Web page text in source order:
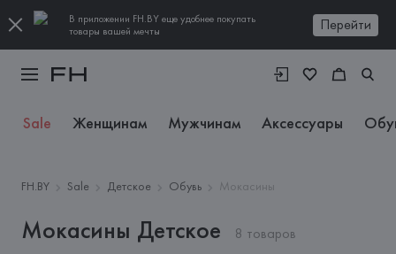
В приложении FH.BY еще удобнее покупать
товары вашей мечты
Перейти
Sale Женщинам Мужчинам Аксессуары
FH.BY Sale Детское Обувь Мокасины
Мокасины Детское 8 товаров